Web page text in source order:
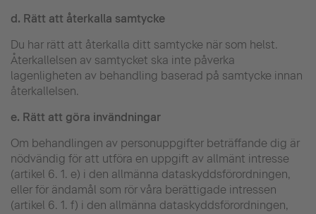
d. Rätt att återkalla samtycke
Du har rätt att återkalla ditt samtycke när som helst.
Återkallelsen av samtycket ska inte påverka
lagenligheten av behandling baserad på samtycke innan
återkallelsen.
e. Rätt att göra invändningar
Om behandlingen av personuppgifter beträffande dig är
nödvändig för att utföra en uppgift av allmänt intresse
(artikel 6. 1. e) i den allmänna dataskyddsförordningen,
eller för ändamål som rör våra berättigade intressen
(artikel 6. 1. f) i den allmänna dataskyddsförordningen,